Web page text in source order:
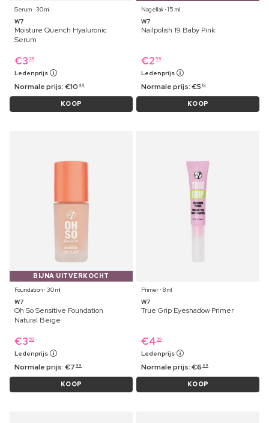
Serum ⋅ 30 ml
W7
Moisture Quench Hyaluronic
Serum
€3 29
Ledenprijs
Normale prijs:€10 49
KOOP
Nagellak ⋅ 15 ml
W7
Nailpolish 19 Baby Pink
€2 39
Ledenprijs
Normale prijs:€5 19
KOOP
BIJNA UITVERKOCHT
Foundation ⋅ 30 ml
W7
Oh So Sensitive Foundation
Natural Beige
€3 59
Ledenprijs
Normale prijs:€7 99
KOOP
Primer ⋅ 8 ml
W7
True Grip Eyeshadow Primer
€4 99
Ledenprijs
Normale prijs:€6 69
KOOP